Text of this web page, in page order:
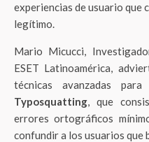
experiencias de usuario que
legítimo.
Mario Micucci,
ESET Latinoamérica,
técnicas avanzadas
Typosquatting, que
errores ortográficos
confundir a los usuarios que